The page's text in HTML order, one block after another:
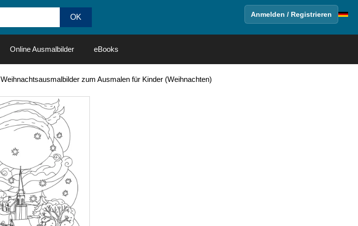
Anmelden / Registrieren
Online Ausmalbilder eBooks
Weihnachtsausmalbilder zum Ausmalen für Kinder (Weihnachten)